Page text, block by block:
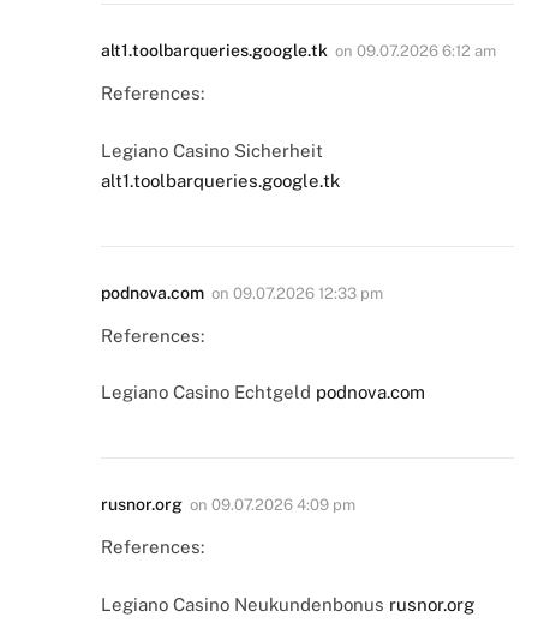
alt1.toolbarqueries.google.tk on 09.07.2026 6:12 am
References:
Legiano Casino Sicherheit
alt1.toolbarqueries.google.tk
podnova.com on 09.07.2026 12:33 pm
References:
Legiano Casino Echtgeld podnova.com
rusnor.org on 09.07.2026 4:09 pm
References:
Legiano Casino Neukundenbonus rusnor.org